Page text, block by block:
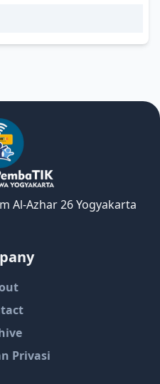
Al-Azhar 26 Yogyakarta
Privasi